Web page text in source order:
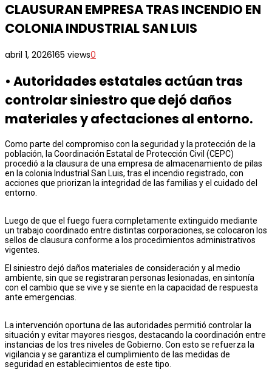
CLAUSURAN EMPRESA TRAS INCENDIO EN
COLONIA INDUSTRIAL SAN LUIS
abril 1, 2026165 views0
•⁠ ⁠Autoridades estatales actúan tras
controlar siniestro que dejó daños
materiales y afectaciones al entorno.
Como parte del compromiso con la seguridad y la protección de la
población, la Coordinación Estatal de Protección Civil (CEPC)
procedió a la clausura de una empresa de almacenamiento de pilas
en la colonia Industrial San Luis, tras el incendio registrado, con
acciones que priorizan la integridad de las familias y el cuidado del
entorno.
Luego de que el fuego fuera completamente extinguido mediante
un trabajo coordinado entre distintas corporaciones, se colocaron los
sellos de clausura conforme a los procedimientos administrativos
vigentes.
El siniestro dejó daños materiales de consideración y al medio
ambiente, sin que se registraran personas lesionadas, en sintonía
con el cambio que se vive y se siente en la capacidad de respuesta
ante emergencias.
La intervención oportuna de las autoridades permitió controlar la
situación y evitar mayores riesgos, destacando la coordinación entre
instancias de los tres niveles de Gobierno. Con esto se refuerza la
vigilancia y se garantiza el cumplimiento de las medidas de
seguridad en establecimientos de este tipo.